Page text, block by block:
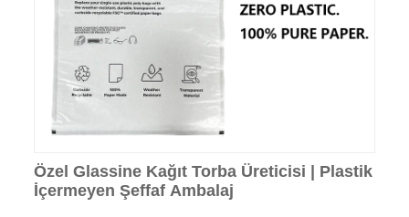
Özel Glassine Kağıt Torba Üreticisi | Plastik
İçermeyen Şeffaf Ambalaj